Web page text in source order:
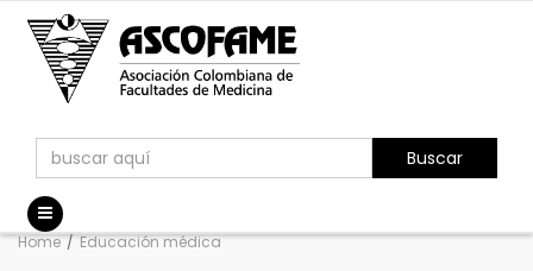
Buscar
Home / Educación médica